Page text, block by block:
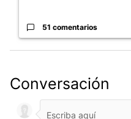
51 comentarios
Conversación